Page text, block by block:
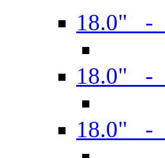
18.0" -
18.0" -
18.0" -